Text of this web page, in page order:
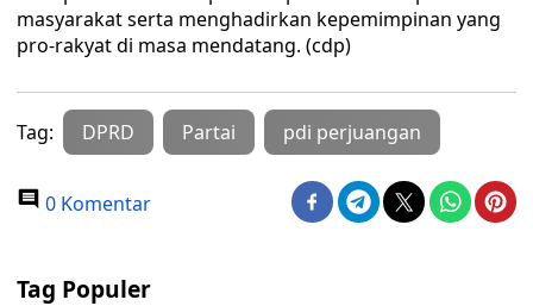
masyarakat serta menghadirkan kepemimpinan yang
pro-rakyat di masa mendatang. (cdp)
Tag: DPRD Partai pdi perjuangan
0 Komentar
Tag Populer